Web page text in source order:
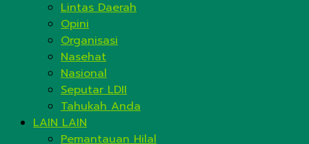
Lintas Daerah
Opini
Organisasi
Nasehat
Nasional
Seputar LDII
Tahukah Anda
LAIN LAIN
Pemantauan Hilal